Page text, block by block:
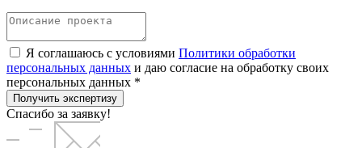
Я соглашаюсь с условиями Политики обработки
персональных данных и даю согласие на обработку своих
персональных данных *
Получить экспертизу
Спасибо за заявку!